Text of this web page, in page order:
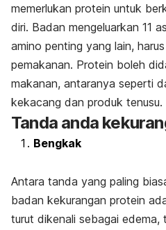
memerlukan protein untuk
diri. Badan mengeluarkan 11
amino penting yang lain,
pemakanan. Protein boleh
makanan, antaranya seperti
kekacang dan produk tenusu.
Tanda anda
Bengkak
Antara tanda yang paling
badan kekurangan protein
turut dikenali sebagai edema,